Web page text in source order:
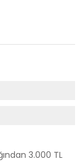
3.000 TL